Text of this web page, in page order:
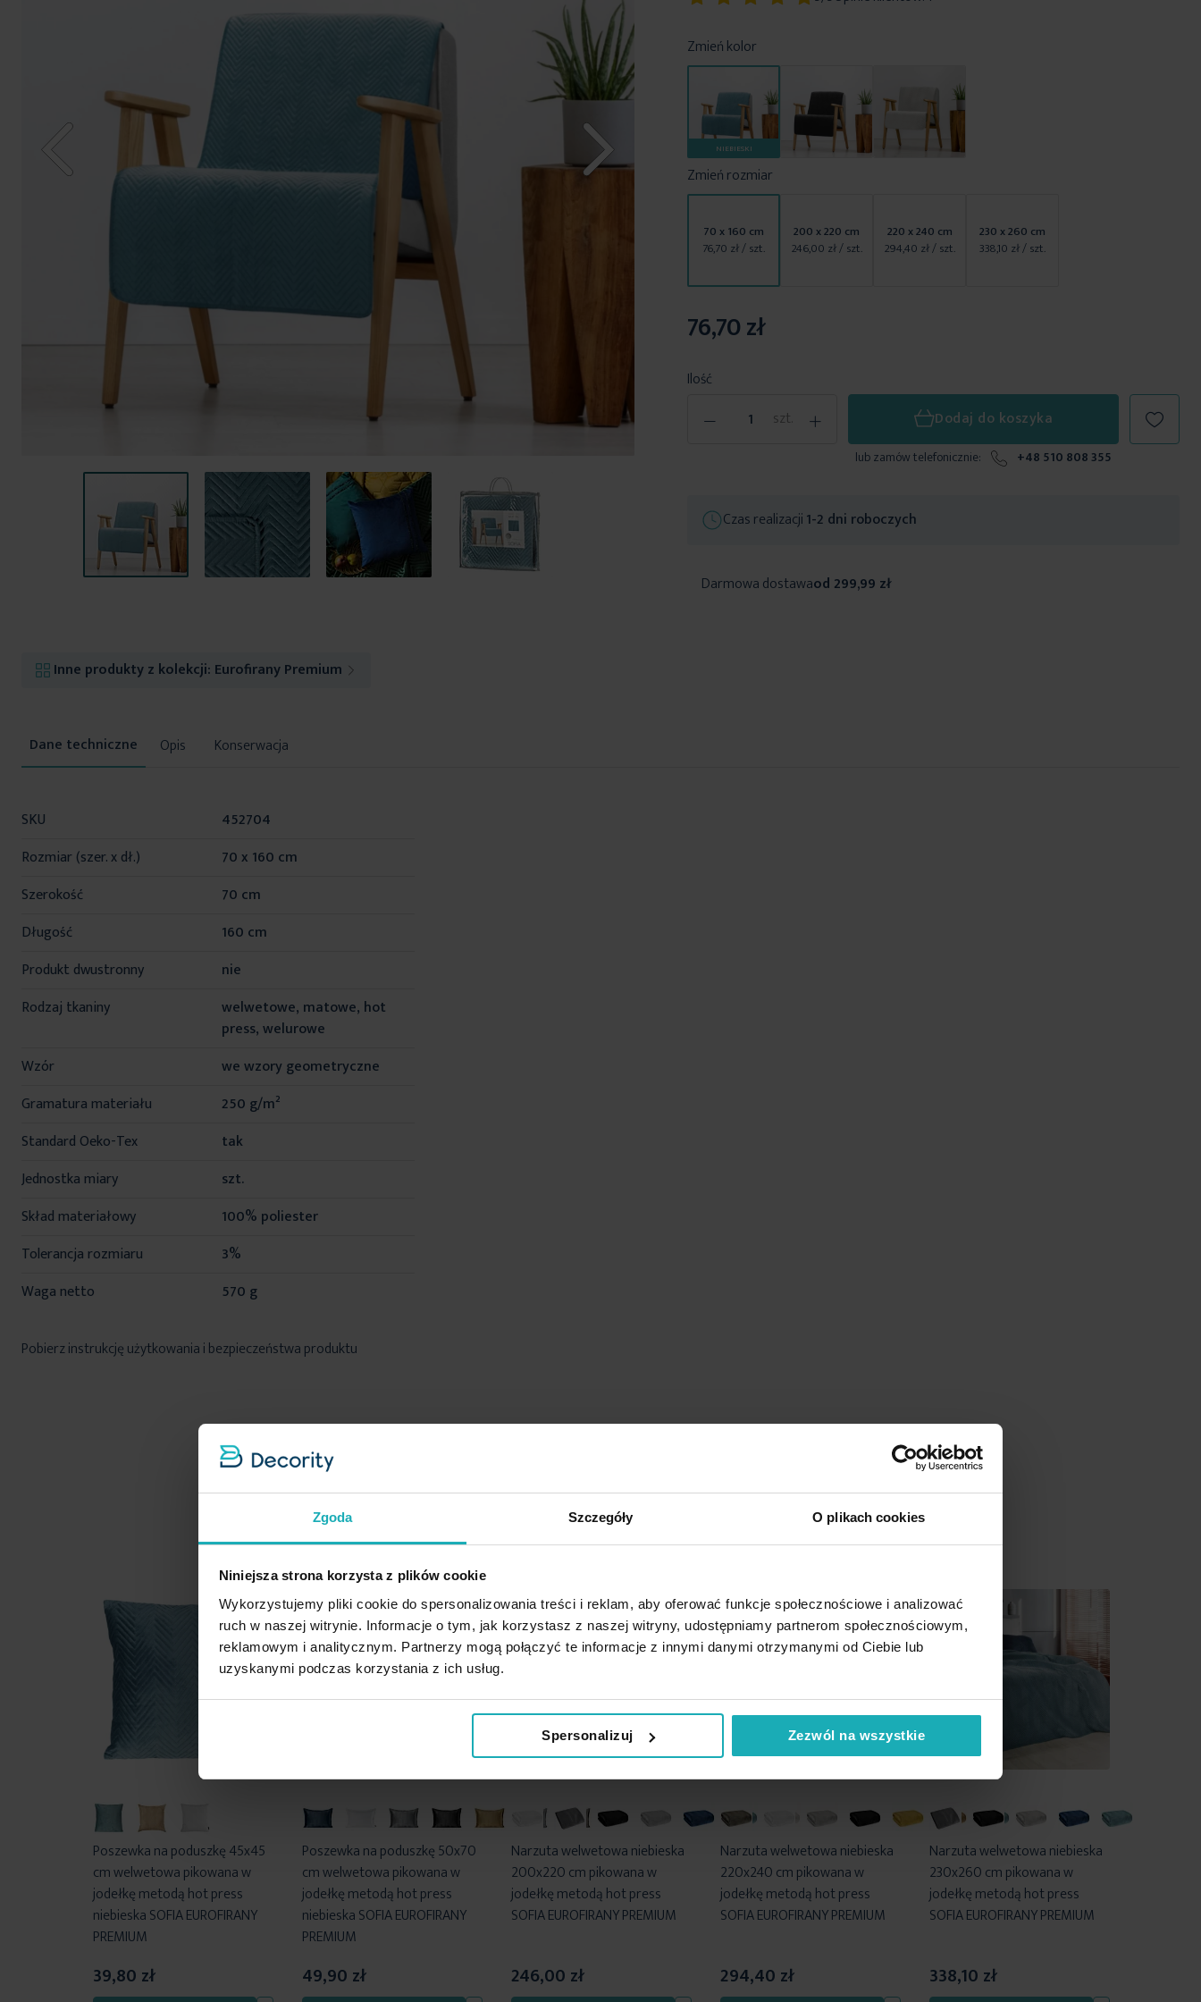
Zgoda Szczegóły O plikach cookies
Niniejsza strona korzysta z plików cookie
Wykorzystujemy pliki cookie do spersonalizowania treści i reklam, aby oferować funkcje społecznościowe i analizować
ruch w naszej witrynie. Informacje o tym, jak korzystasz z naszej witryny, udostępniamy partnerom społecznościowym,
reklamowym i analitycznym. Partnerzy mogą połączyć te informacje z innymi danymi otrzymanymi od Ciebie lub
uzyskanymi podczas korzystania z ich usług.
Spersonalizuj Zezwól na wszystkie
galerii
Zmień kolor
NIEBIESKI
Zmień rozmiar
70 x 160 cm
76,70 zł/ szt.
200 x 220 cm
246,00 zł/ szt.
220 x 240 cm
294,40 zł/ szt.
230 x 260 cm
338,10 zł/ szt.
Ilość
- szt. +
76,70 zł
Dodaj do koszyka
lub zamów telefonicznie: +48 510 808 355
Czas realizacji1-2 dni roboczych
Darmowa dostawaod 299,99 zł
Inne produkty z kolekcji: Eurofirany Premium
Opis Konserwacja
Więcej
SKU
452704
Rozmiar (szer. x dł.)
70 x 160 cm
Szerokość
70 cm
Długość
160 cm
Produkt dwustronny
nie
Rodzaj tkaniny
welwetowe, matowe, hot
press, welurowe
Wzór
we wzory geometryczne
Gramatura materiału
250 g/m²
Standard Oeko-Tex
tak
Jednostka miary
szt.
Skład materiałowy
100% poliester
Tolerancja rozmiaru
3%
Waga netto
570 g
Pobierz instrukcję użytkowania i bezpieczeństwa produktu
Rodzina produktów
Poszewka na poduszkę 45x45
cm welwetowa pikowana w
jodełkę metodą hot press
niebieska SOFIA EUROFIRANY
PREMIUM
39,80 zł
Poszewka na poduszkę 50x70
cm welwetowa pikowana w
jodełkę metodą hot press
niebieska SOFIA EUROFIRANY
PREMIUM
49,90 zł
Narzuta welwetowa niebieska
200x220 cm pikowana w
jodełkę metodą hot press
SOFIA EUROFIRANY PREMIUM
246,00 zł
Narzuta welwetowa niebieska
220x240 cm pikowana w
jodełkę metodą hot press
SOFIA EUROFIRANY PREMIUM
294,40 zł
Narzuta welwetowa niebieska
230x260 cm pikowana w
jodełkę metodą hot press
SOFIA EUROFIRANY PREMIUM
338,10 zł